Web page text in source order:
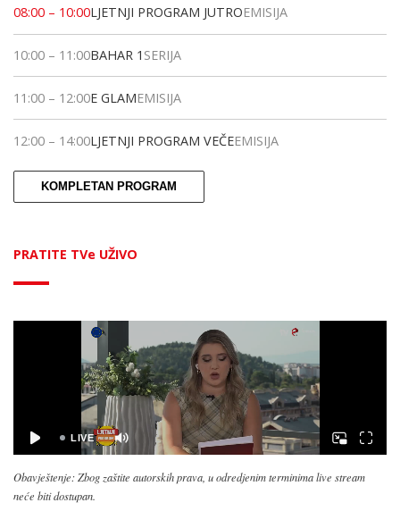
08:00 – 10:00LJETNJI PROGRAM JUTROEMISIJA
10:00 – 11:00BAHAR 1 SERIJA
11:00 – 12:00E GLAMEMISIJA
12:00 – 14:00LJETNJI PROGRAM VEČEEMISIJA
KOMPLETAN PROGRAM
PRATITE TVe UŽIVO
Obavještenje: Zbog zaštite autorskih prava, u odredjenim terminima live stream
neće biti dostupan.